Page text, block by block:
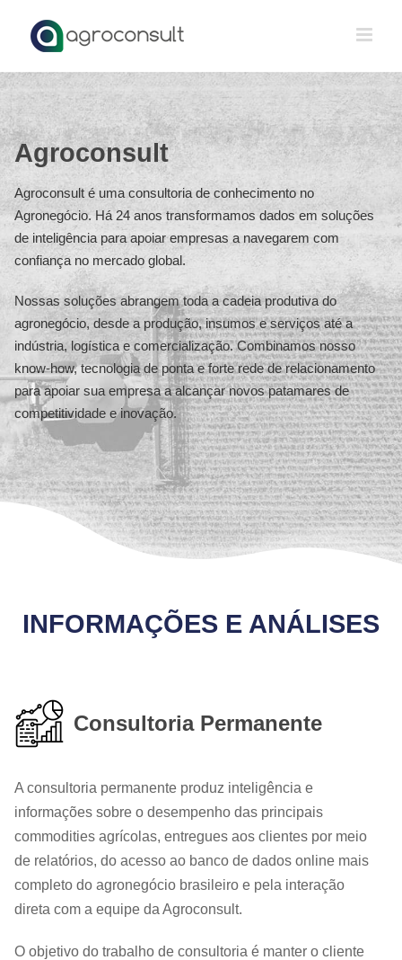
conteúdo
Agroconsult
Agroconsult é uma consultoria de conhecimento no
Agronegócio. Há 24 anos transformamos dados em soluções
de inteligência para apoiar empresas a navegarem com
confiança no mercado global.
Nossas soluções abrangem toda a cadeia produtiva do
agronegócio, desde a produção, insumos e serviços até a
indústria, logística e comercialização. Combinamos nosso
know-how, tecnologia de ponta e forte rede de relacionamento
para apoiar sua empresa a alcançar novos patamares de
competitividade e inovação.
INFORMAÇÕES E ANÁLISES
Consultoria Permanente
A consultoria permanente produz inteligência e
informações sobre o desempenho das principais
commodities agrícolas, entregues aos clientes por meio
de relatórios, do acesso ao banco de dados online mais
completo do agronegócio brasileiro e pela interação
direta com a equipe da Agroconsult.
O objetivo do trabalho de consultoria é manter o cliente